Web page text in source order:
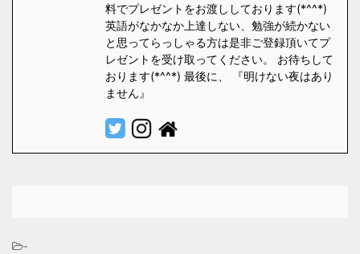
料でプレゼントをお渡ししております(*^^*)
英語がなかなか上達しない、勉強が続かない
と思ってらっしゃる方は是非ご登録頂いてプ
レゼントを受け取ってください。 お待ちして
おります(*^^*) 最後に、 『明けない夜はあり
ません』
-